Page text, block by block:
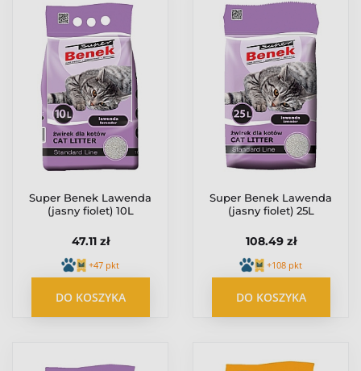
Super Benek Lawenda
(jasny fiolet) 10L
47.11 zł
+47 pkt
DO KOSZYKA
Super Benek Lawenda
(jasny fiolet) 25L
108.49 zł
+108 pkt
DO KOSZYKA